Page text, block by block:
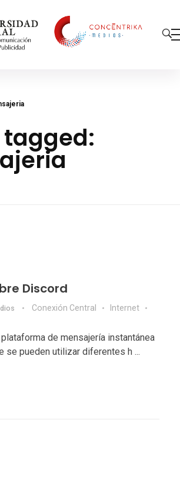
tagged:
Discord
Conexión Central
Internet
de mensajería instantánea
se pueden utilizar diferentes h ...